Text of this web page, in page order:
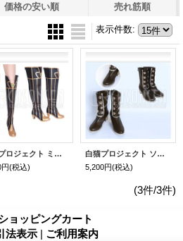
価格の安い順 売れ筋順
表示件数:
白猫プロジェクト ミラ コスプレ靴
(税込)
白猫プロジェクト ソフィ コスプレ靴
5,200円(税込)
(3件/3件)
ョッピングカート
法表示 | ご利用案内